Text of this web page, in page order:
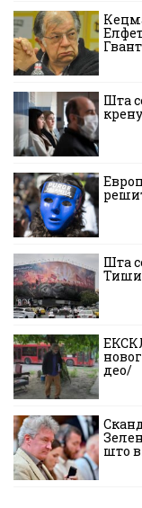
Шта
Шта
део/
што